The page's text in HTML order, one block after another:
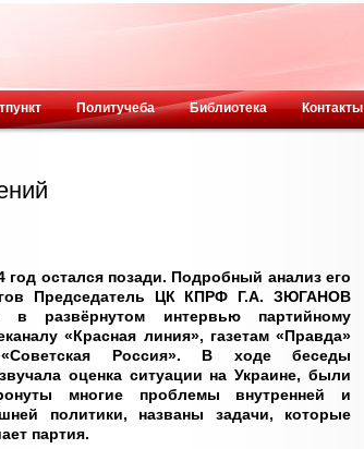
Политучеба Библиотека Контакты
год остался позади. Подробный анализ его
Председатель ЦК КПРФ Г.А. ЗЮГАНОВ
в развёрнутом интервью партийному
«Красная линия», газетам «Правда»
Россия». В ходе беседы
оценка ситуации на Украине, были
многие проблемы внутренней и
политики, названы задачи, которые
партия.